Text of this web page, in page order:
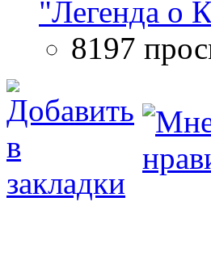
"Легенда о
8197